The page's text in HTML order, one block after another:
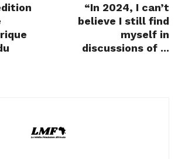
“In 2024, I can’t
believe I still find
myself in
discussions of ...